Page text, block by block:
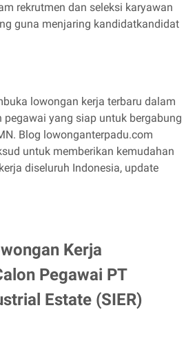
rekrutmen dan seleksi karyawan
guna menjaring kandidatkandidat
lowongan kerja terbaru dalam
pegawai yang siap untuk bergabung
Blog lowonganterpadu.com
untuk memberikan kemudahan
diseluruh Indonesia, update
Kerja
Pegawai PT
Estate (SIER)